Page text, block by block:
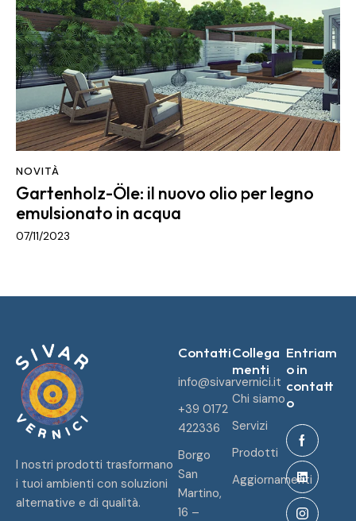
NOVITÀ
Gartenholz-Öle: il nuovo olio per legno
emulsionato in acqua
07/11/2023
I nostri prodotti trasformano
i tuoi ambienti con soluzioni
alternative e di qualità.
Contatti
info@sivarvernici.it
+39 0172
422336
Borgo
San
Martino,
16 –
Collega
menti
Chi siamo
Servizi
Prodotti
Aggiornamenti
Entriam
o in
contatt
o